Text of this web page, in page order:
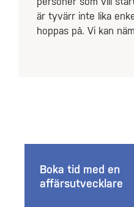
är tyvärr inte lika
hoppas på. Vi kan
Boka tid med en
affärsutvecklare